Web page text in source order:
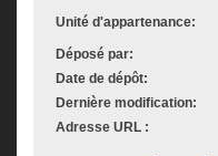
Unité d'appartenance:
Déposé par:
Date de dépôt:
Dernière modification:
Adresse URL :